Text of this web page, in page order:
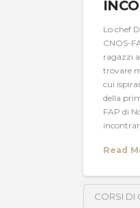
Lo chef
CNOS-
ragazzi
trovare
cui
della
FAP di
Read
CORSI DI